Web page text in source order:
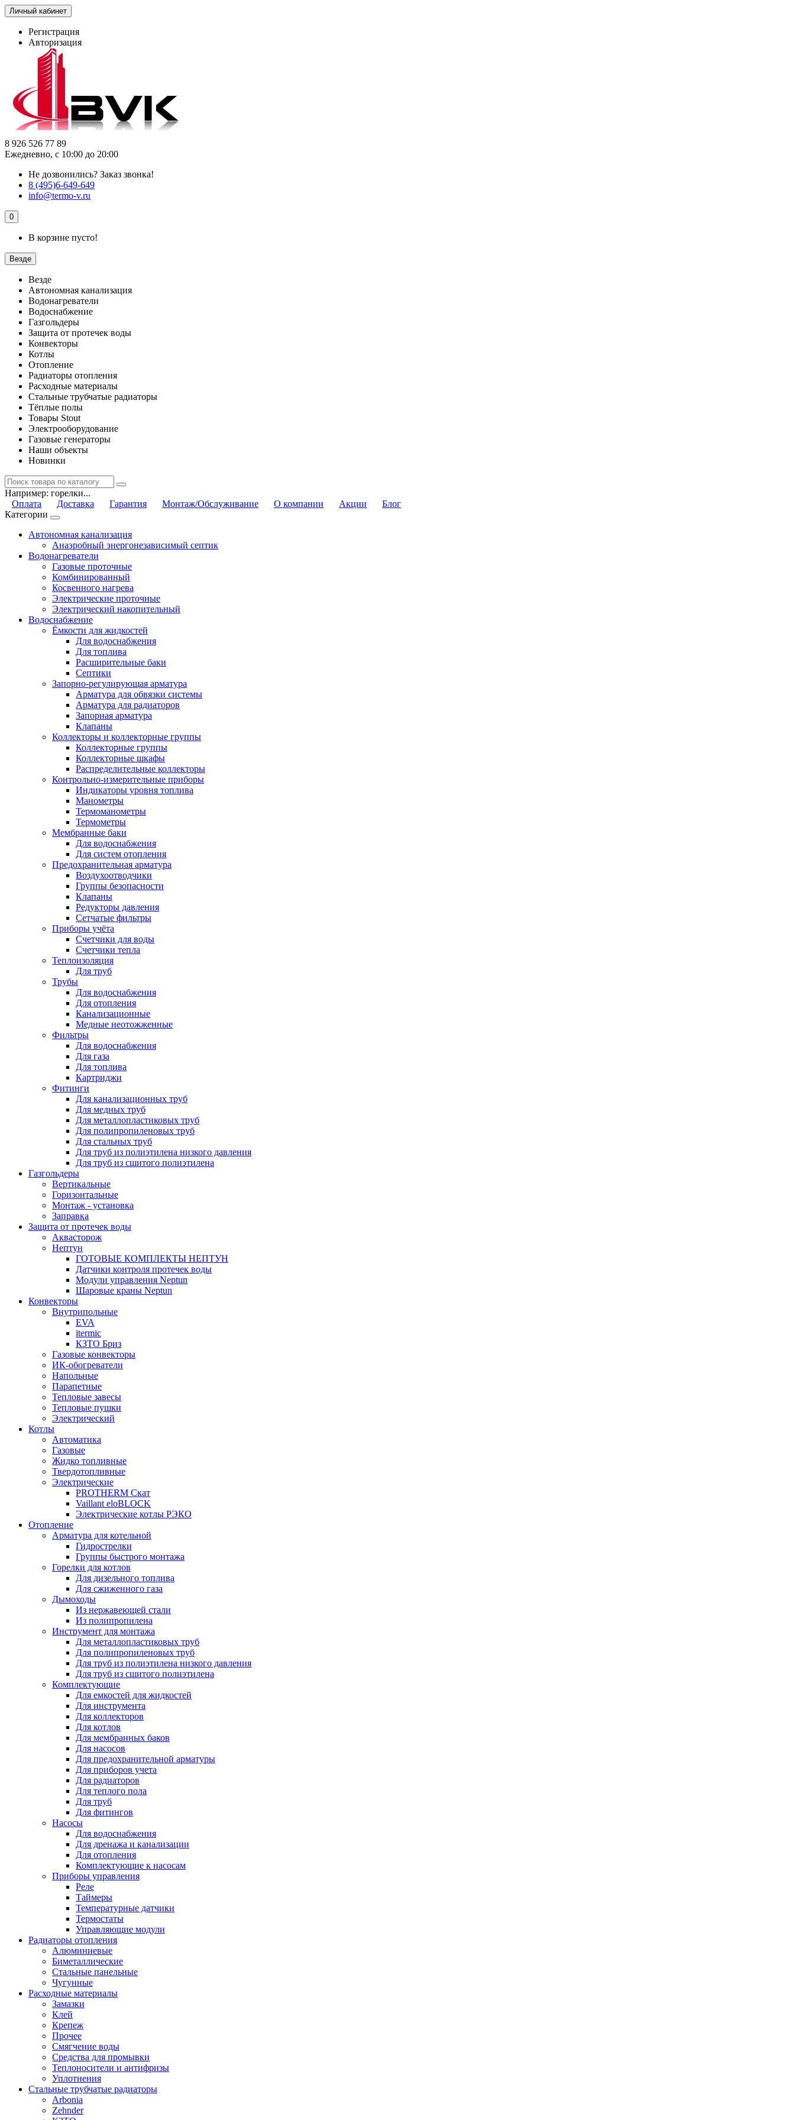
Личный кабинет
Регистрация
Авторизация
8 926 526 77 89
Ежедневно, с 10:00 до 20:00
Не дозвонились? Заказ звонка!
8 (495)6-649-649
info@termo-v.ru
0
В корзине пусто!
Везде
Везде
Автономная канализация
Водонагреватели
Водоснабжение
Газгольдеры
Защита от протечек воды
Конвекторы
Котлы
Отопление
Радиаторы отопления
Расходные материалы
Стальные трубчатые радиаторы
Тёплые полы
Товары Stout
Электрооборудование
Газовые генераторы
Наши объекты
Новинки
Например: горелки...
Оплата
Доставка Гарантия Монтаж/Обслуживание О компании Акции
Блог
Категории
Автономная канализация
Анаэробный энергонезависимый септик
Водонагреватели
Газовые проточные
Комбинированный
Косвенного нагрева
Электрические проточные
Электрический накопительный
Водоснабжение
Ёмкости для жидкостей
Для водоснабжения
Для топлива
Расширительные баки
Септики
Запорно-регулирующая арматура
Арматура для обвязки системы
Арматура для радиаторов
Запорная арматура
Клапаны
Коллекторы и коллекторные группы
Коллекторные группы
Коллекторные шкафы
Распределительные коллекторы
Контрольно-измерительные приборы
Индикаторы уровня топлива
Манометры
Термоманометры
Термометры
Мембранные баки
Для водоснабжения
Для систем отопления
Предохранительная арматура
Воздухоотводчики
Группы безопасности
Клапаны
Редукторы давления
Сетчатые фильтры
Приборы учёта
Счетчики для воды
Счетчики тепла
Теплоизоляция
Для труб
Трубы
Для водоснабжения
Для отопления
Канализационные
Медные неотожженные
Фильтры
Для водоснабжения
Для газа
Для топлива
Картриджи
Фитинги
Для канализационных труб
Для медных труб
Для металлопластиковых труб
Для полипропиленовых труб
Для стальных труб
Для труб из полиэтилена низкого давления
Для труб из сшитого полиэтилена
Газгольдеры
Вертикальные
Горизонтальные
Монтаж - установка
Заправка
Защита от протечек воды
Аквасторож
Нептун
ГОТОВЫЕ КОМПЛЕКТЫ НЕПТУН
Датчики контроля протечек воды
Модули управления Neptun
Шаровые краны Neptun
Конвекторы
Внутрипольные
EVA
itermic
КЗТО Бриз
Газовые конвекторы
ИК-обогреватели
Напольные
Парапетные
Тепловые завесы
Тепловые пушки
Электрический
Котлы
Автоматика
Газовые
Жидко топливные
Твердотопливные
Электрические
PROTHERM Скат
Vaillant eloBLOCK
Электрические котлы РЭКО
Отопление
Арматура для котельной
Гидрострелки
Группы быстрого монтажа
Горелки для котлов
Для дизельного топлива
Для сжиженного газа
Дымоходы
Из нержавеющей стали
Из полипропилена
Инструмент для монтажа
Для металлопластиковых труб
Для полипропиленовых труб
Для труб из полиэтилена низкого давления
Для труб из сшитого полиэтилена
Комплектующие
Для емкостей для жидкостей
Для инструмента
Для коллекторов
Для котлов
Для мембранных баков
Для насосов
Для предохранительной арматуры
Для приборов учета
Для радиаторов
Для теплого пола
Для труб
Для фитингов
Насосы
Для водоснабжения
Для дренажа и канализации
Для отопления
Комплектующие к насосам
Приборы управления
Реле
Таймеры
Температурные датчики
Термостаты
Управляющие модули
Радиаторы отопления
Алюминиевые
Биметаллические
Стальные панельные
Чугунные
Расходные материалы
Замазки
Клей
Крепеж
Прочее
Смягчение воды
Средства для промывки
Теплоносители и антифризы
Уплотнения
Стальные трубчатые радиаторы
Arbonia
Zehnder